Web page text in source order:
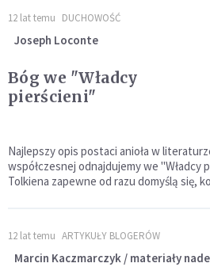
12 lat temu DUCHOWOŚĆ
Joseph Loconte
Bóg we "Władcy
pierścieni"
Najlepszy opis postaci anioła w
współczesnej odnajdujemy we "Władcy
Tolkiena zapewne od razu domyślą się,
12 lat temu ARTYKUŁY BLOGERÓW
Marcin Kaczmarczyk / materiały